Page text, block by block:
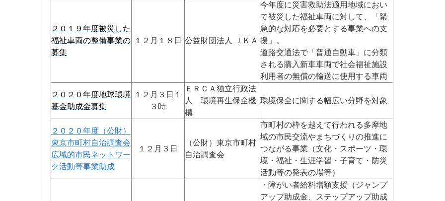
２０１９年度被災した
福祉車両の整備事業の
募集
１２月１８日 公益財団法人 ＪＫＡ
今年度に災害救助法適用地域におい
て被災した福祉車両に対して、「緊
急的な対応を必要とする事業への支
援」。
道路交通法で「普通自動車」に分類
される購入新車車両で社会福祉施設
利用者の無償の輸送に使用する車両
２０２０年度地球環境
基金助成金募集
１２月３日１
３時
ＥＲＣＡ独立行政法
人 環境再生保全機
構
環境保全に関する幅広い分野を対象
２０２０年度（公財）
東京市町村自治調査会
広域的市民ネットワー
ク活動等事業助成
１２月３日
（公財）東京市町村
自治調査会
市町村の枠を越えて行われる多摩地
域の市民交流やまちづくりの推進に
つながる事業（文化・スポーツ・環
境・福祉・生涯学習・子育て・防災
活動等の発表の場等）
・障がい者給料増額支援（ジャンプ
アップ助成金、ステップアップ助成